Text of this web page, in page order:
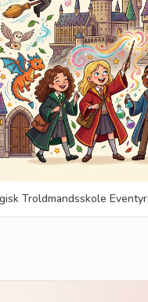
Troldmandsskole Eventyr